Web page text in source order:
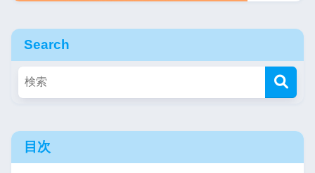
Search
目次